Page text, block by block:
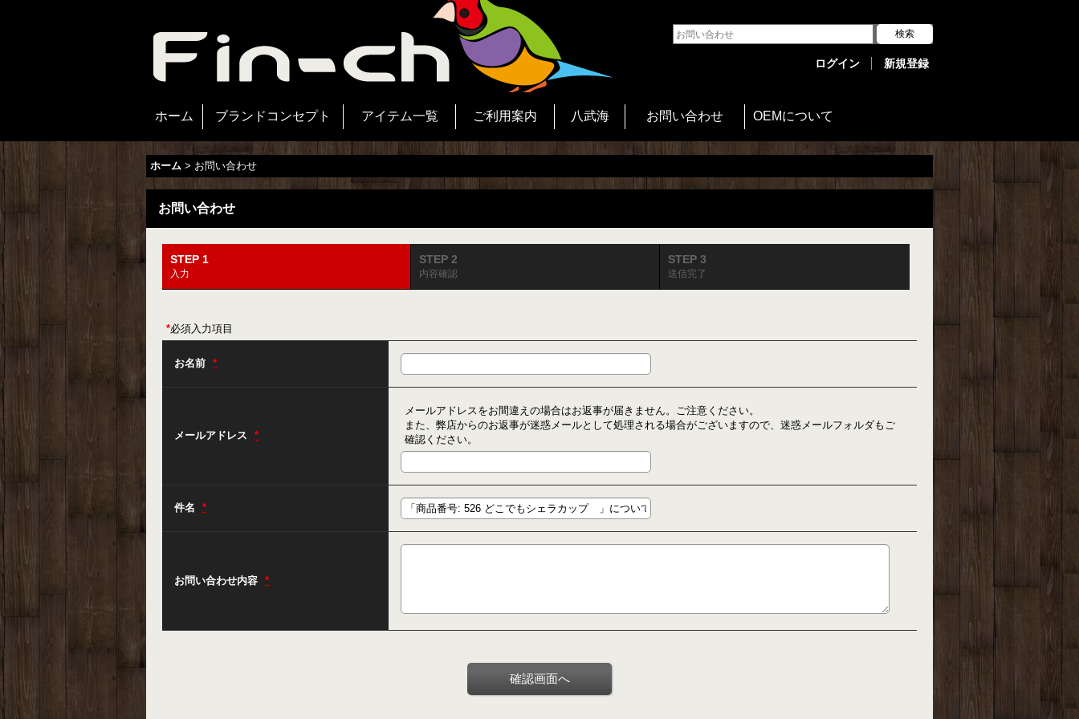
ログイン 新規登録
ホーム ブランドコンセプト アイテム一覧 ご利用案内 八武海 お問い合わせ OEMについて
ホーム > お問い合わせ
お問い合わせ
STEP 1
入力
STEP 2
内容確認
STEP 3
送信完了
*必須入力項目
お名前 *
メールアドレス *
メールアドレスをお間違えの場合はお返事が届きません。ご注意ください。
また、弊店からのお返事が迷惑メールとして処理される場合がございますので、迷惑メールフォルダもご
確認ください。
件名 *
お問い合わせ内容 *